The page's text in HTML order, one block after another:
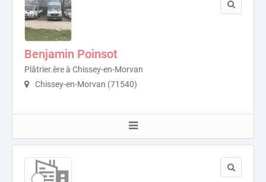
Benjamin Poinsot
Plâtrier.ère à Chissey-en-Morvan
Chissey-en-Morvan (71540)